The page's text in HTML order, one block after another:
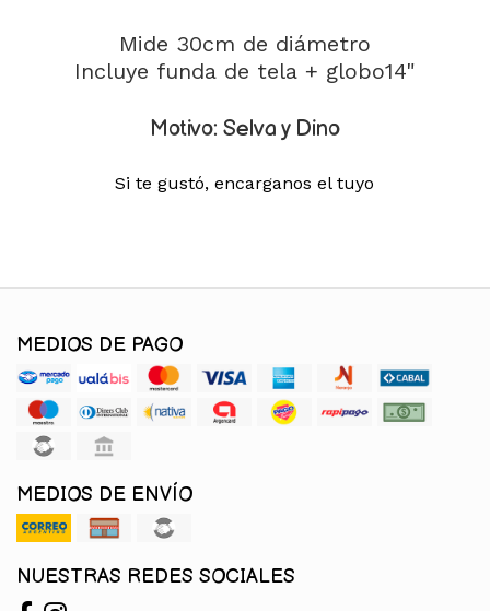
Mide 30cm de diámetro
Incluye funda de tela + globo14"
Motivo: Selva y Dino
Si te gustó, encarganos el tuyo
MEDIOS DE PAGO
MEDIOS DE ENVÍO
NUESTRAS REDES SOCIALES